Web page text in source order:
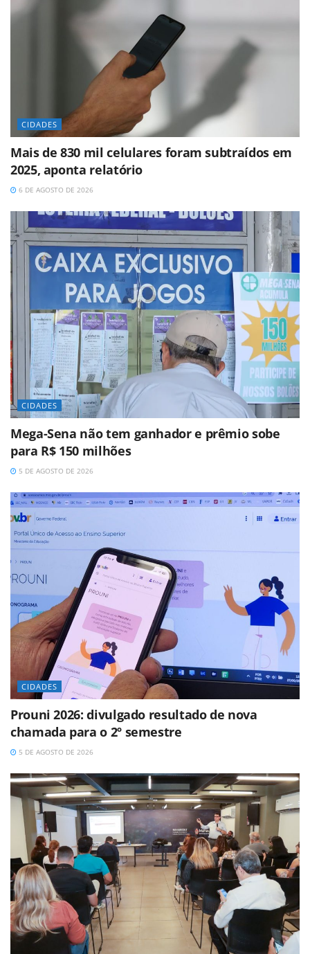
CIDADES
Mais de 830 mil celulares foram subtraídos em
2025, aponta relatório
6 DE AGOSTO DE 2026
CIDADES
Mega-Sena não tem ganhador e prêmio sobe
para R$ 150 milhões
5 DE AGOSTO DE 2026
CIDADES
Prouni 2026: divulgado resultado de nova
chamada para o 2º semestre
5 DE AGOSTO DE 2026